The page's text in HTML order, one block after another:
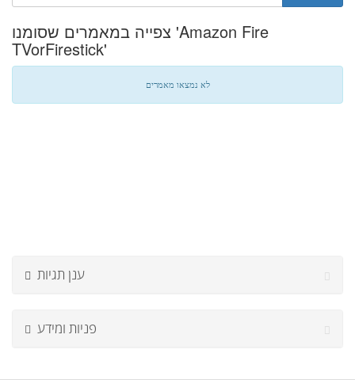
צפייה במאמרים שסומנו 'Amazon Fire
TVorFirestick'
לא נמצאו מאמרים
ענן תגיות
פניות ומידע